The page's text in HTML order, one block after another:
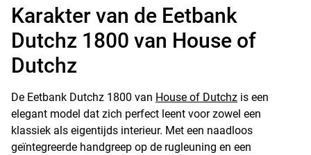
Karakter van de Eetbank
Dutchz 1800 van House of
Dutchz
De Eetbank Dutchz 1800 van House of Dutchz is een
elegant model dat zich perfect leent voor zowel een
klassiek als eigentijds interieur. Met een naadloos
geïntegreerde handgreep op de rugleuning en een